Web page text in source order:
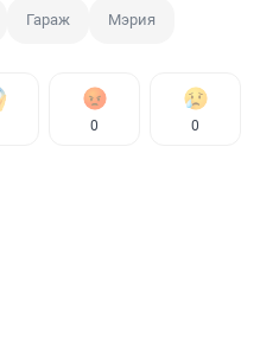
Гараж Мэрия
0 0